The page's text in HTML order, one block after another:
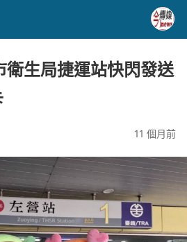
衛生局捷運站快閃發送
11 個月前